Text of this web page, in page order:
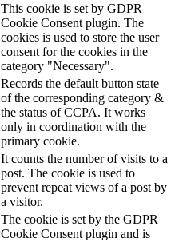
This cookie is set by GDPR
Cookie Consent plugin. The
cookies is used to store the user
consent for the cookies in the
category "Necessary".
Records the default button state
of the corresponding category &
the status of CCPA. It works
only in coordination with the
primary cookie.
It counts the number of visits to a
post. The cookie is used to
prevent repeat views of a post by
a visitor.
The cookie is set by the GDPR
Cookie Consent plugin and is